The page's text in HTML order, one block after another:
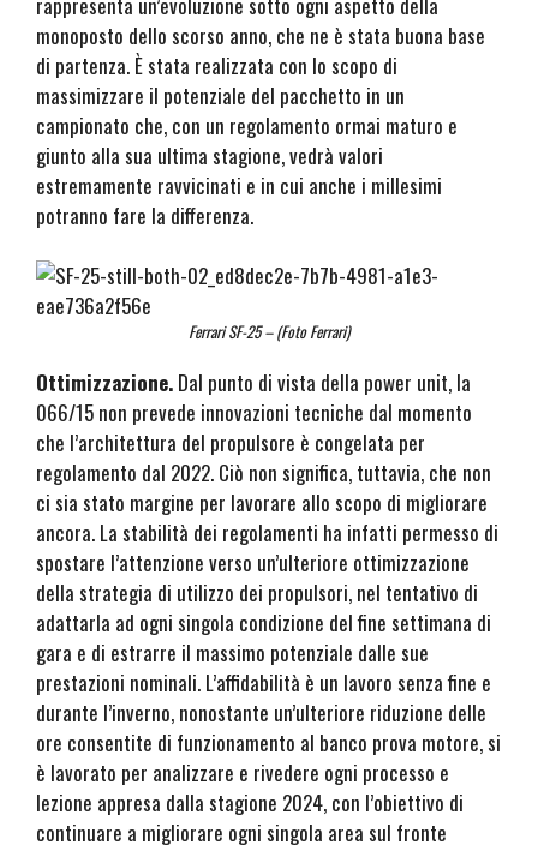
monoposto dello scorso anno, che ne è stata buona base
di partenza. È stata realizzata con lo scopo di
massimizzare il potenziale del pacchetto in un
campionato che, con un regolamento ormai maturo e
giunto alla sua ultima stagione, vedrà valori
estremamente ravvicinati e in cui anche i millesimi
potranno fare la differenza.
Ferrari SF-25 – (Foto Ferrari)
Ottimizzazione. Dal punto di vista della power unit, la
066/15 non prevede innovazioni tecniche dal momento
che l’architettura del propulsore è congelata per
regolamento dal 2022. Ciò non significa, tuttavia, che non
ci sia stato margine per lavorare allo scopo di migliorare
ancora. La stabilità dei regolamenti ha infatti permesso di
spostare l’attenzione verso un’ulteriore ottimizzazione
della strategia di utilizzo dei propulsori, nel tentativo di
adattarla ad ogni singola condizione del fine settimana di
gara e di estrarre il massimo potenziale dalle sue
prestazioni nominali. L’affidabilità è un lavoro senza fine e
durante l’inverno, nonostante un’ulteriore riduzione delle
ore consentite di funzionamento al banco prova motore, si
è lavorato per analizzare e rivedere ogni processo e
lezione appresa dalla stagione 2024, con l’obiettivo di
continuare a migliorare ogni singola area sul fronte